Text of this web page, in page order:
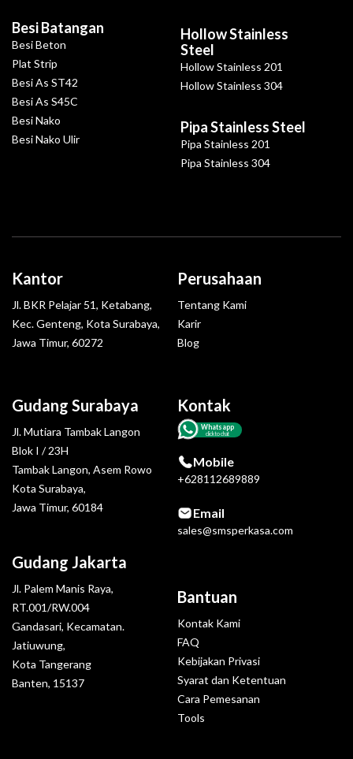
Besi Batangan
Besi Beton
Plat Strip
Besi As ST42
Besi As S45C
Besi Nako
Besi Nako Ulir
Hollow Stainless
Steel
Hollow Stainless 201
Hollow Stainless 304
Pipa Stainless Steel
Pipa Stainless 201
Pipa Stainless 304
Gudang Surabaya
Jl. Mutiara Tambak Langon
Blok I / 23H
Tambak Langon, Asem Rowo
Kota Surabaya,
Jawa Timur, 60184
Gudang Jakarta
Jl. Palem Manis Raya,
RT.001/RW.004
Gandasari, Kecamatan.
Jatiuwung,
Kota Tangerang
Banten, 15137
Kantor
Jl. BKR Pelajar 51, Ketabang,
Kec. Genteng, Kota Surabaya,
Jawa Timur, 60272
Kontak
Whatsapp
click to chat
Mobile
+628112689889
Email
sales@smsperkasa.com
Perusahaan
Tentang Kami
Karir
Blog
Bantuan
Kontak Kami
FAQ
Kebijakan Privasi
Syarat dan Ketentuan
Cara Pemesanan
Tools